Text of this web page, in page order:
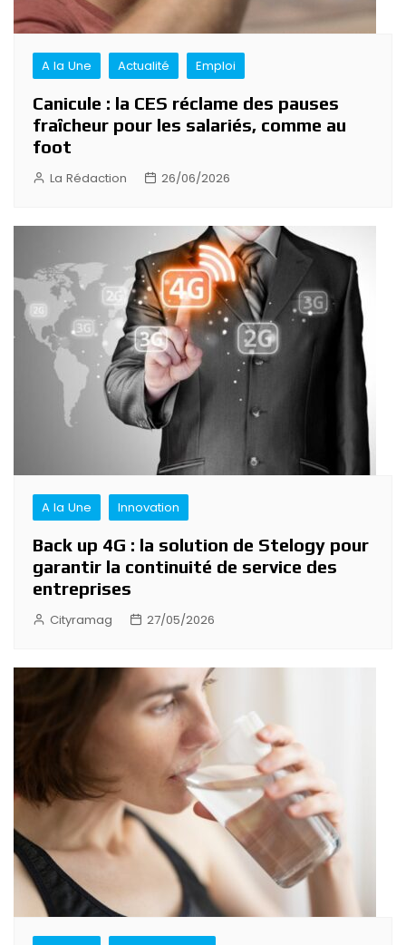
A la Une Actualité Emploi
Canicule : la CES réclame des pauses
fraîcheur pour les salariés, comme au
foot
La Rédaction 26/06/2026
A la Une Innovation
Back up 4G : la solution de Stelogy pour
garantir la continuité de service des
entreprises
Cityramag 27/05/2026